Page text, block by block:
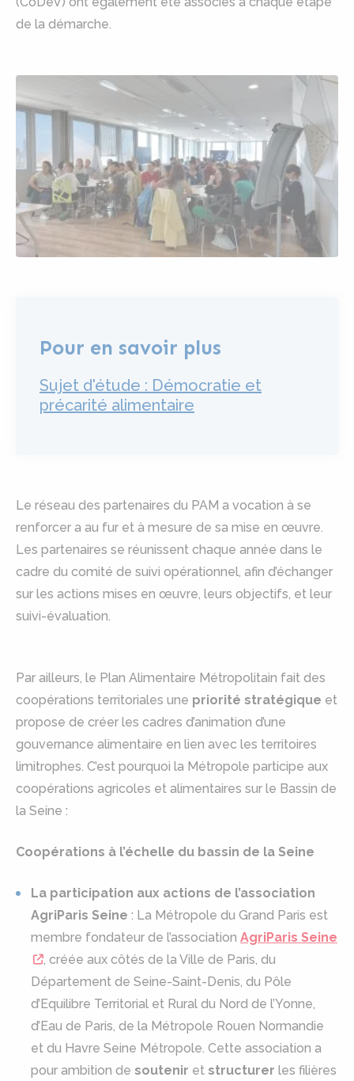
de la démarche.
Pour en savoir plus
Sujet d'étude : Démocratie et
précarité alimentaire
Le réseau des partenaires du PAM a vocation à se
renforcer a au fur et à mesure de sa mise en œuvre.
Les partenaires se réunissent chaque année dans le
cadre du comité de suivi opérationnel, afin d’échanger
sur les actions mises en œuvre, leurs objectifs, et leur
suivi-évaluation.
Par ailleurs, le Plan Alimentaire Métropolitain fait des
coopérations territoriales une priorité stratégique et
propose de créer les cadres d’animation d’une
gouvernance alimentaire en lien avec les territoires
limitrophes. C’est pourquoi la Métropole participe aux
coopérations agricoles et alimentaires sur le Bassin de
la Seine :
Coopérations à l’échelle du bassin de la Seine
La participation aux actions de l’association
AgriParis Seine : La Métropole du Grand Paris est
membre fondateur de l’association AgriParis Seine
, créée aux côtés de la Ville de Paris, du
Département de Seine-Saint-Denis, du Pôle
d’Equilibre Territorial et Rural du Nord de l’Yonne,
d’Eau de Paris, de la Métropole Rouen Normandie
et du Havre Seine Métropole. Cette association a
pour ambition de soutenir et structurer les filières